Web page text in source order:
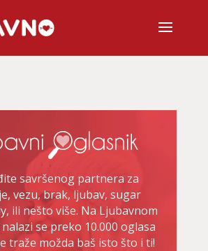
savršenog partnera za
vezu, brak, ljubav, sugar
ili nešto više. Na Ljubavnom
se preko 10.000 oglasa
traže možda baš isto što i ti!